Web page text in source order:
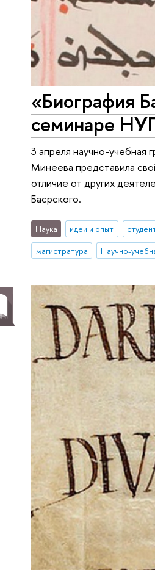
«Биография
семинаре
3 апреля научно-учебная
Минеева представила
отличие от других
Басрского.
Наука идеи и опыт
магистратура